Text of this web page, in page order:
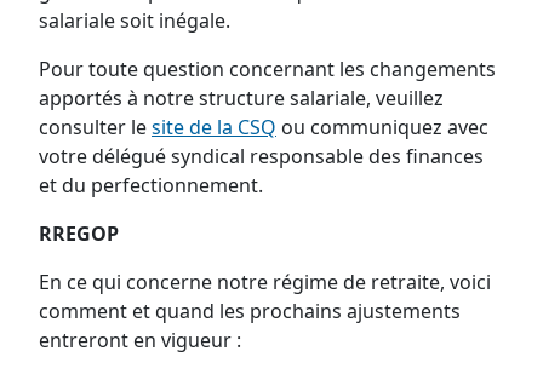
salariale soit inégale.
Pour toute question concernant les changements
apportés à notre structure salariale, veuillez
consulter lesite de la CSQ ou communiquez avec
votre délégué syndical responsable des finances
et du perfectionnement.
RREGOP
En ce qui concerne notre régime de retraite, voici
comment et quand les prochains ajustements
entreront en vigueur :